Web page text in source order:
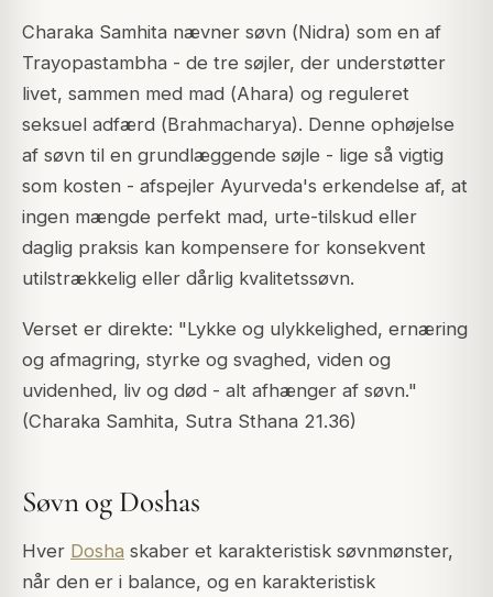
Charaka Samhita nævner søvn (Nidra) som en af
Trayopastambha - de tre søjler, der understøtter
livet, sammen med mad (Ahara) og reguleret
seksuel adfærd (Brahmacharya). Denne ophøjelse
af søvn til en grundlæggende søjle - lige så vigtig
som kosten - afspejler Ayurveda's erkendelse af, at
ingen mængde perfekt mad, urte-tilskud eller
daglig praksis kan kompensere for konsekvent
utilstrækkelig eller dårlig kvalitetssøvn.
Verset er direkte: "Lykke og ulykkelighed, ernæring
og afmagring, styrke og svaghed, viden og
uvidenhed, liv og død - alt afhænger af søvn."
(Charaka Samhita, Sutra Sthana 21.36)
Søvn og Doshas
Hver Dosha skaber et karakteristisk søvnmønster,
når den er i balance, og en karakteristisk